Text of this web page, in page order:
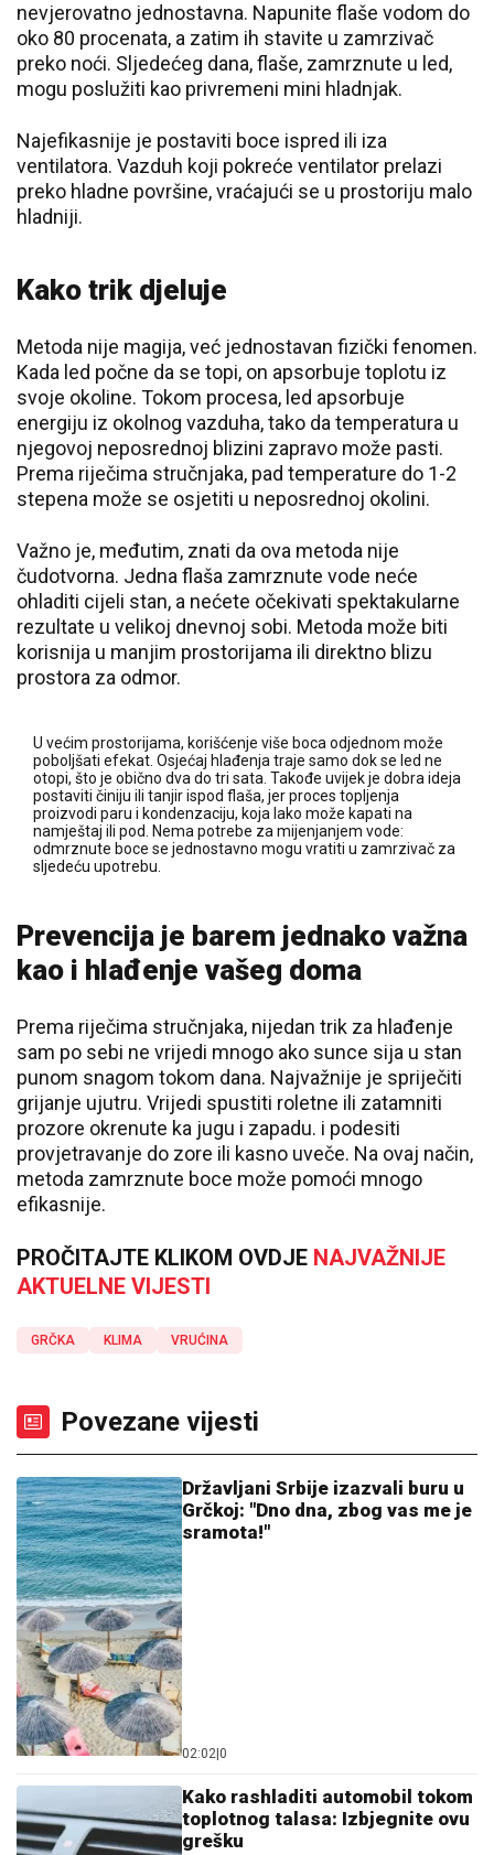
nevjerovatno jednostavna. Napunite flaše vodom do
oko 80 procenata, a zatim ih stavite u zamrzivač
preko noći. Sljedećeg dana, flaše, zamrznute u led,
mogu poslužiti kao privremeni mini hladnjak.
Najefikasnije je postaviti boce ispred ili iza
ventilatora. Vazduh koji pokreće ventilator prelazi
preko hladne površine, vraćajući se u prostoriju malo
hladniji.
Kako trik djeluje
Metoda nije magija, već jednostavan fizički fenomen.
Kada led počne da se topi, on apsorbuje toplotu iz
svoje okoline. Tokom procesa, led apsorbuje
energiju iz okolnog vazduha, tako da temperatura u
njegovoj neposrednoj blizini zapravo može pasti.
Prema riječima stručnjaka, pad temperature do 1-2
stepena može se osjetiti u neposrednoj okolini.
Važno je, međutim, znati da ova metoda nije
čudotvorna. Jedna flaša zamrznute vode neće
ohladiti cijeli stan, a nećete očekivati spektakularne
rezultate u velikoj dnevnoj sobi. Metoda može biti
korisnija u manjim prostorijama ili direktno blizu
prostora za odmor.
U većim prostorijama, korišćenje više boca odjednom može
poboljšati efekat. Osjećaj hlađenja traje samo dok se led ne
otopi, što je obično dva do tri sata. Takođe uvijek je dobra ideja
postaviti činiju ili tanjir ispod flaša, jer proces topljenja
proizvodi paru i kondenzaciju, koja lako može kapati na
namještaj ili pod. Nema potrebe za mijenjanjem vode:
odmrznute boce se jednostavno mogu vratiti u zamrzivač za
sljedeću upotrebu.
Prevencija je barem jednako važna
kao i hlađenje vašeg doma
Prema riječima stručnjaka, nijedan trik za hlađenje
sam po sebi ne vrijedi mnogo ako sunce sija u stan
punom snagom tokom dana. Najvažnije je spriječiti
grijanje ujutru. Vrijedi spustiti roletne ili zatamniti
prozore okrenute ka jugu i zapadu. i podesiti
provjetravanje do zore ili kasno uveče. Na ovaj način,
metoda zamrznute boce može pomoći mnogo
efikasnije.
PROČITAJTE KLIKOM OVDJE NAJVAŽNIJE
AKTUELNE VIJESTI
GRČKA KLIMA VRUĆINA
Povezane vijesti
Državljani Srbije izazvali buru u
Grčkoj: "Dno dna, zbog vas me je
sramota!"
02:02 0
Kako rashladiti automobil tokom
toplotnog talasa: Izbjegnite ovu
grešku